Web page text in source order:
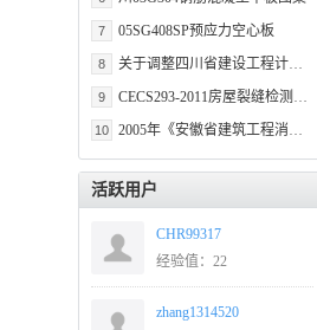
7 05SG408SP预应力空心板
8 关于调整四川省建设工程计价定额中税金计取标准的通知
9 CECS293-2011房屋裂缝检测与处理技术规程
10 2005年《安徽省建筑工程消耗量定额》勘误
活跃用户
CHR99317
经验值：22
zhang1314520